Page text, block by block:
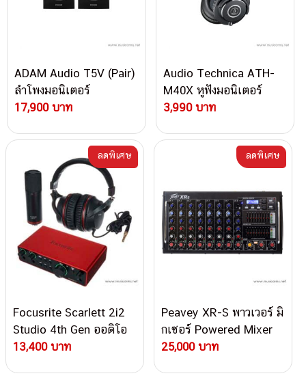
ADAM Audio T5V (Pair)
ลำโพงมอนิเตอร์
17,900 บาท
Audio Technica ATH-
M40X หูฟังมอนิเตอร์
3,990 บาท
Focusrite Scarlett 2i2
Studio 4th Gen ออดิโอ
อินเตอร์เฟส
13,400 บาท
ลดพิเศษ
Peavey XR-S พาวเวอร์ มิ
กเซอร์ Powered Mixer
25,000 บาท
ลดพิเศษ